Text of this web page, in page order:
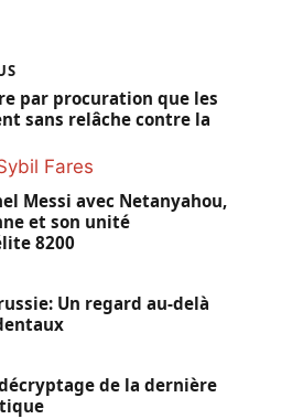
par procuration que les
sans relâche contre la
Fares
Messi avec Netanyahou,
et son unité
8200
Un regard au-delà
de la dernière